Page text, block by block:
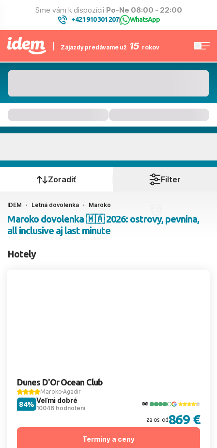
Sme vám k dispozícii Po-Ne 08:00 - 22:00
+421 910 301 207| WhatsApp
Zájazdy predávame už 15 rokov
Kedy cestujete?
Ako cestujete?
Zoradiť Filter
IDEM Letná dovolenka Maroko
Maroko dovolenka 🇲🇦 2026: ostrovy, pevnina,
all inclusive aj last minute
Hotely
Dunes D'Or Ocean Club
Maroko Agadir
Veľmi dobré
10046 hodnotení
84%
za os. od 869 €
Termíny a ceny